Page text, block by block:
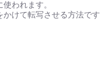
われます。
けて転写させる方法です